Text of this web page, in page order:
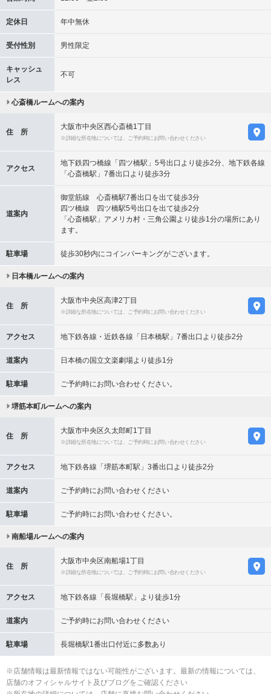
定休日 年中無休
受付性別 男性限定
キャッシュ
レス
不可
心斎橋ルームへの案内
住 所
大阪市中央区西心斎橋1丁目
※詳細な所在地については、ご予約時にお問い合わせください
アクセス
地下鉄四つ橋線「四ツ橋駅」5号出口より徒歩2分、地下鉄各線
「心斎橋駅」7番出口より徒歩3分
道案内
御堂筋線 心斎橋駅7番出口を出て徒歩3分
四ツ橋線 四ツ橋駅5号出口を出て徒歩2分
「心斎橋駅」アメリカ村・三角公園より徒歩1分の場所にあり
ます。
駐車場 徒歩30秒内にコインパーキングがございます。
日本橋ルームへの案内
住 所
大阪市中央区高津2丁目
※詳細な所在地については、ご予約時にお問い合わせください
アクセス 地下鉄各線・近鉄各線「日本橋駅」7番出口より徒歩2分
道案内 日本橋の国立文楽劇場より徒歩1分
駐車場 ご予約時にお問い合わせください。
堺筋本町ルームへの案内
住 所
大阪市中央区久太郎町1丁目
※詳細な所在地については、ご予約時にお問い合わせください
アクセス 地下鉄各線「堺筋本町駅」3番出口より徒歩2分
道案内 ご予約時にお問い合わせください
駐車場 ご予約時にお問い合わせください。
南船場ルームへの案内
住 所
大阪市中央区南船場1丁目
※詳細な所在地については、ご予約時にお問い合わせください
アクセス 地下鉄各線「長堀橋駅」より徒歩1分
道案内 ご予約時にお問い合わせください
駐車場 長堀橋駅1番出口付近に多数あり
※店舗情報は最新情報ではない可能性がございます。最新の情報については、
店舗のオフィシャルサイト及びブログをご確認ください